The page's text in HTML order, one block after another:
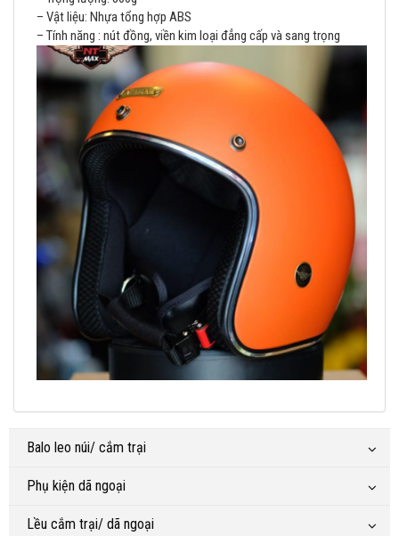
– Vật liệu: Nhựa tổng hợp ABS
– Tính năng : nút đồng, viền kim loại đẳng cấp và sang trọng
Balo leo núi/ cắm trại
Phụ kiện dã ngoại
Lều cắm trại/ dã ngoại